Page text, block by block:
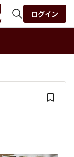
検索
ログイン